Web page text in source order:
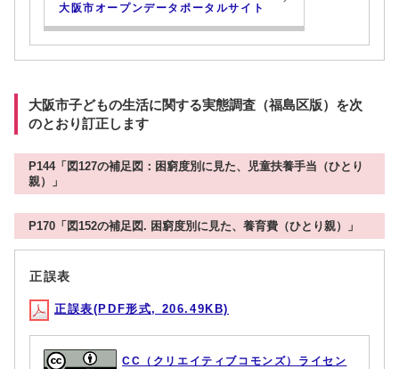
大阪市オープンデータポータルサイト
大阪市子どもの生活に関する実態調査（福島区版）を次
のとおり訂正します
P144「図127の補足図：困窮度別に見た、児童扶養手当（ひとり
親）」
P170「図152の補足図. 困窮度別に見た、養育費（ひとり親）」
正誤表
正誤表(PDF形式, 206.49KB)
CC（クリエイティブコモンズ）ライセン